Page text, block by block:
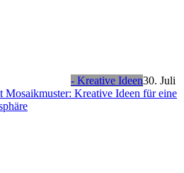
- Kreative Ideen30. Juli
Mosaikmuster: Kreative Ideen für eine